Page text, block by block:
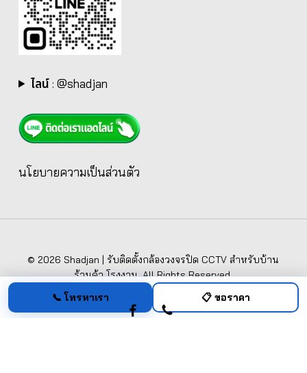
ไลน์: @shadjan
นโยบายความเป็นส่วนตัว
📞 โทรหาเรา 📋 ขอราคา
© 2026 Shadjan | รับติดตั้งกล้องวงจรปิด CCTV สำหรับบ้าน
ร้านค้า โรงงาน. All Rights Reserved.
facebookphone